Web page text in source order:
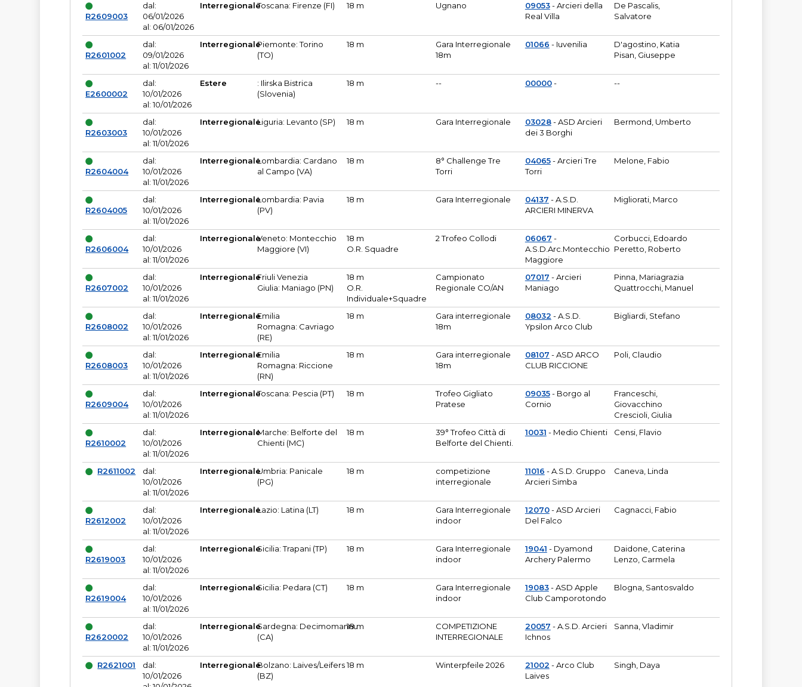
R2609003
dal:
06/01/2026
al: 06/01/2026
InterregionaleToscana: Firenze (FI) 18 m Ugnano 09053- Arcieri della
Real Villa
De Pascalis,
Salvatore
R2601002
dal:
09/01/2026
al: 11/01/2026
InterregionalePiemonte: Torino
(TO)
18 m
Gara Interregionale
18m
01066 - Iuvenilia
D'agostino, Katia
Pisan, Giuseppe
E2600002
dal:
10/01/2026
al: 10/01/2026
Estere
: Ilirska Bistrica
(Slovenia)
18 m -- 00000- --
R2603003
dal:
10/01/2026
al: 11/01/2026
InterregionaleLiguria: Levanto (SP) 18 m Gara Interregionale 03028- ASD Arcieri
dei 3 Borghi
Bermond, Umberto
R2604004
dal:
10/01/2026
al: 11/01/2026
InterregionaleLombardia: Cardano
al Campo (VA)
18 m
8° Challenge Tre
Torri
04065- Arcieri Tre
Torri
Melone, Fabio
R2604005
dal:
10/01/2026
al: 11/01/2026
InterregionaleLombardia: Pavia
(PV)
18 m Gara Interregionale 04137 - A.S.D.
ARCIERI MINERVA
Migliorati, Marco
R2606004
dal:
10/01/2026
al: 11/01/2026
InterregionaleVeneto: Montecchio
Maggiore (VI)
18 m
O.R. Squadre
2 Trofeo Collodi 06067 -
A.S.D.Arc.Montecchio
Maggiore
Corbucci, Edoardo
Peretto, Roberto
R2607002
dal:
10/01/2026
al: 11/01/2026
InterregionaleFriuli Venezia
Giulia: Maniago (PN)
18 m
O.R.
Individuale+Squadre
Campionato
Regionale CO/AN
07017 - Arcieri
Maniago
Pinna, Mariagrazia
Quattrocchi, Manuel
R2608002
dal:
10/01/2026
al: 11/01/2026
InterregionaleEmilia
Romagna: Cavriago
(RE)
18 m
Gara interregionale
18m
08032 - A.S.D.
Ypsilon Arco Club
Bigliardi, Stefano
R2608003
dal:
10/01/2026
al: 11/01/2026
InterregionaleEmilia
Romagna: Riccione
(RN)
18 m
Gara interregionale
18m
08107 - ASD ARCO
CLUB RICCIONE
Poli, Claudio
R2609004
dal:
10/01/2026
al: 11/01/2026
InterregionaleToscana: Pescia (PT) 18 m
Trofeo Gigliato
Pratese
09035- Borgo al
Cornio
Franceschi,
Giovacchino
Crescioli, Giulia
R2610002
dal:
10/01/2026
al: 11/01/2026
InterregionaleMarche: Belforte del
Chienti (MC)
18 m
39° Trofeo Città di
Belforte del Chienti.
10031 - Medio Chienti Censi, Flavio
R2611002
dal:
10/01/2026
al: 11/01/2026
InterregionaleUmbria: Panicale
(PG)
18 m
competizione
interregionale
11016 - A.S.D. Gruppo
Arcieri Simba
Caneva, Linda
R2612002
dal:
10/01/2026
al: 11/01/2026
InterregionaleLazio: Latina (LT) 18 m
Gara Interregionale
indoor
12070- ASD Arcieri
Del Falco
Cagnacci, Fabio
R2619003
dal:
10/01/2026
al: 11/01/2026
InterregionaleSicilia: Trapani (TP) 18 m
Gara Interregionale
indoor
19041 - Dyamond
Archery Palermo
Daidone, Caterina
Lenzo, Carmela
R2619004
dal:
10/01/2026
al: 11/01/2026
InterregionaleSicilia: Pedara (CT) 18 m
Gara Interregionale
indoor
19083- ASD Apple
Club Camporotondo
Blogna, Santosvaldo
R2620002
dal:
10/01/2026
al: 11/01/2026
InterregionaleSardegna: Decimomannu
(CA)
18 m
COMPETIZIONE
INTERREGIONALE
20057 - A.S.D. Arcieri
Ichnos
Sanna, Vladimir
R2621001
dal:
10/01/2026
InterregionaleBolzano: Laives/Leifers
(BZ)
18 m Winterpfeile 2026 21002 - Arco Club
Laives
Singh, Daya